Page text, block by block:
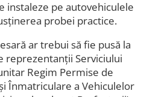
instaleze pe autovehiculele
probei practice.
ar trebui să fie pusă la
reprezentanții Serviciului
Regim Permise de
Înmatriculare a Vehiculelor